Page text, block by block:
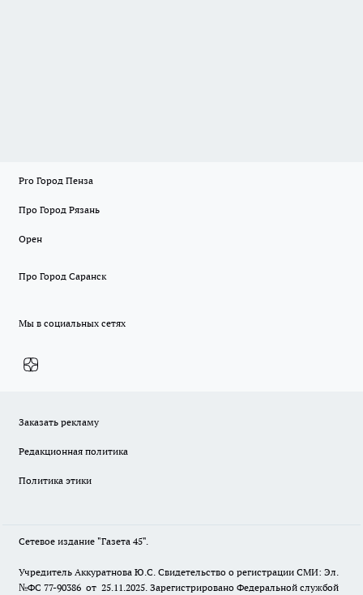
Pro Город Пенза
Про Город Рязань
Орен
Про Город Саранск
Мы в социальных сетях
Заказать рекламу
Редакционная политика
Политика этики
Сетевое издание "Газета 45".
Учредитель Аккуратнова Ю.С. Свидетельство о регистрации СМИ: Эл.
№ФС 77-90386 от 25.11.2025. Зарегистрировано Федеральной службой